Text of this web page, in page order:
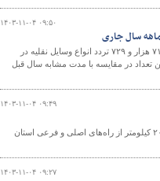
۱۴۰۳-۱۱-۰۴ ۰۹:۵۰
مدیر کل راهداری و حمل و نقل جاده‌ای استان سیستان و بلوچستان از ثبت ۴۲ میلیون و ۷۱۲ هزار و ۷۲۹ تردد انواع وسایل نقلیه در
ماهه سالجاری خبر داد که این تعداد در مقایسه با مدت مشابه سال قبل
۱۴۰۳-۱۱-۰۴ ۰۹:۴۹
معاون راهداری اداره کل راهداری و حمل و نقل جاده ای خراسان جنوبی از برف روبی ۲۰۰۰ کیلومتر از راه‌های اصلی و فرعی استان
۱۴۰۳-۱۱-۰۴ ۰۹:۲۷